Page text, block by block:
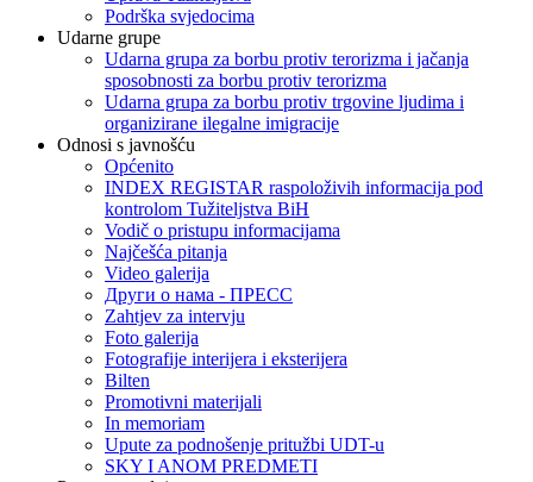
Podrška svjedocima
Udarne grupe
Udarna grupa za borbu protiv terorizma i jačanja
sposobnosti za borbu protiv terorizma
Udarna grupa za borbu protiv trgovine ljudima i
organizirane ilegalne imigracije
Odnosi s javnošću
Općenito
INDEX REGISTAR raspoloživih informacija pod
kontrolom Tužiteljstva BiH
Vodič o pristupu informacijama
Najčešća pitanja
Video galerija
Други о нама - ПРЕСC
Zahtjev za intervju
Foto galerija
Fotografije interijera i eksterijera
Bilten
Promotivni materijali
In memoriam
Upute za podnošenje pritužbi UDT-u
SKY I ANOM PREDMETI